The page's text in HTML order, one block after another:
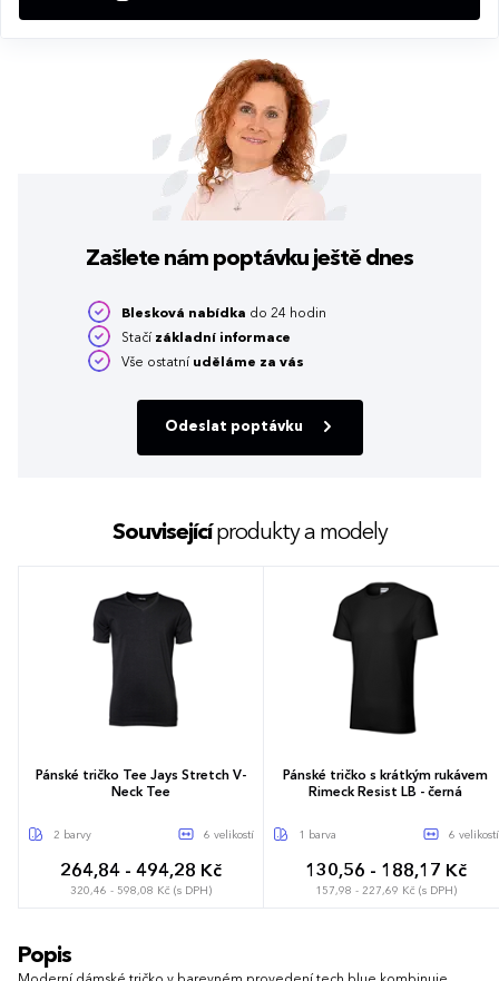
Zašlete nám poptávku ještě dnes
Blesková nabídka do 24 hodin
Stačí základní informace
Vše ostatní uděláme za vás
Odeslat poptávku
Souvisejícíprodukty a modely
Pánské tričko Tee Jays Stretch V-
Neck Tee
2 barvy 6 velikostí
264,84 - 494,28 Kč
320,46 - 598,08 Kč (s DPH)
S
Pánské tričko s krátkým rukávem
Rimeck Resist LB - černá
1 barva 6 velikostí
130,56 - 188,17 Kč
157,98 - 227,69 Kč (s DPH)
Popis